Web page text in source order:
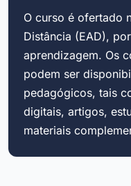
O curso é ofertado
Distância (EAD),
aprendizagem. Os
podem ser
pedagógicos, tais
digitais, artigos,
materiais